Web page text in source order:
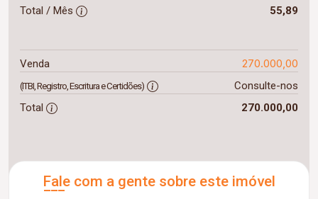
Total / Mês 55,89
Venda 270.000,00
(ITBI, Registro, Escritura e Certidões)
Consulte-nos
Total
270.000,00
Fale com a gente sobre este imóvel